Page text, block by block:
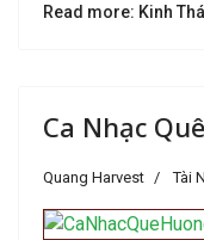
Read more: Kinh
Ca Nhạc
Quang Harvest Tài